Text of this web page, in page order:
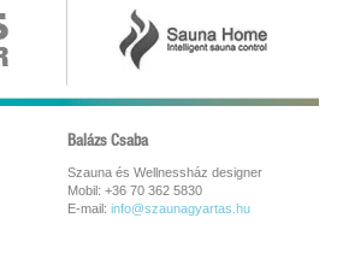
Balázs Csaba
Szauna és Wellnessház designer
Mobil: +36 70 362 5830
E-mail: info@szaunagyartas.hu